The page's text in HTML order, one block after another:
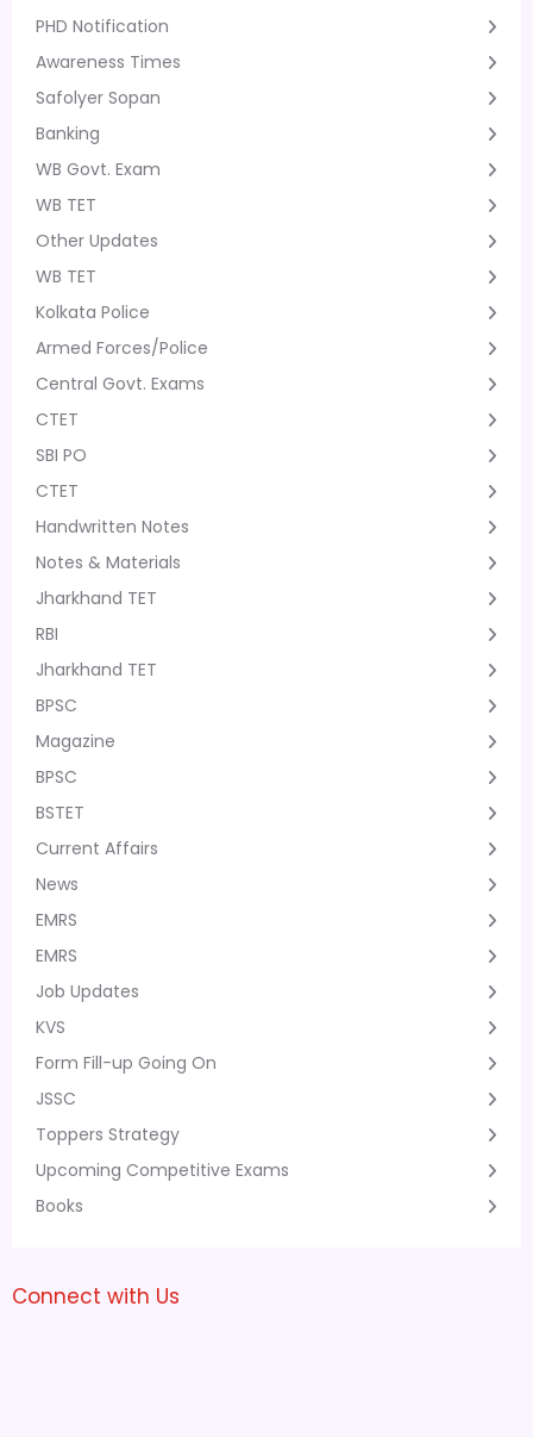
PHD Notification
Awareness Times
Safolyer Sopan
Banking
WB Govt. Exam
WB TET
Other Updates
WB TET
Kolkata Police
Armed Forces/Police
Central Govt. Exams
CTET
SBI PO
CTET
Handwritten Notes
Notes & Materials
Jharkhand TET
RBI
Jharkhand TET
BPSC
Magazine
BPSC
BSTET
Current Affairs
News
EMRS
EMRS
Job Updates
KVS
Form Fill-up Going On
JSSC
Toppers Strategy
Upcoming Competitive Exams
Books
Connect with Us